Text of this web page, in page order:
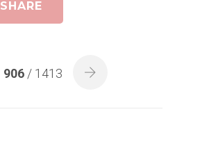
SHARE
906 / 1413